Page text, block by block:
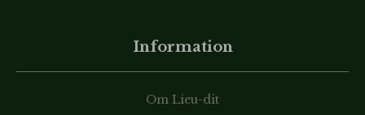
Information
Om Lieu-dit